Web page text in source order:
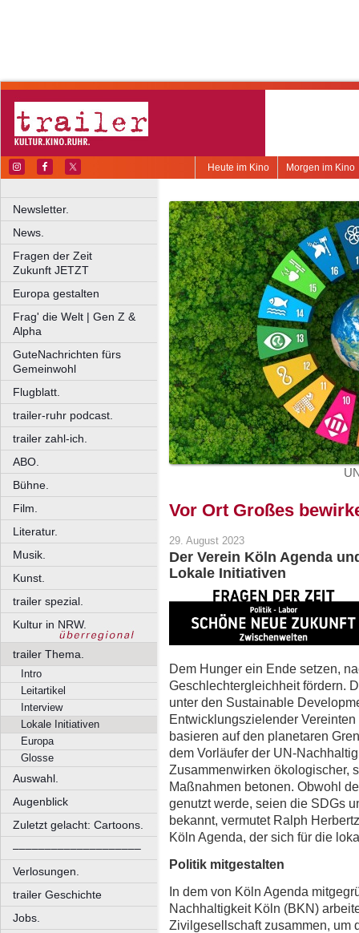
Morgen im Kino
Heute im Kino
Newsletter.
News.
Fragen der Zeit
Zukunft JETZT
Europa gestalten
Frag' die Welt | Gen Z &
Alpha
GuteNachrichten fürs
Gemeinwohl
Flugblatt.
trailer-ruhr podcast.
trailer zahl-ich.
ABO.
Bühne.
Film.
Literatur.
Musik.
Kunst.
trailer spezial.
Kultur in NRW.
trailer Thema.
Intro
Leitartikel
Interview
Lokale Initiativen
Europa
Glosse
Auswahl.
Augenblick
Zuletzt gelacht: Cartoons.
––––––––––––––––––––
Verlosungen.
trailer Geschichte
Jobs.
Vor Ort Großes
29. August 2023
Der Verein Köln Agenda
Lokale Initiativen
Dem Hunger ein Ende setzen,
Geschlechtergleichheit fördern.
unter den Sustainable
Entwicklungszielender
basieren auf den planetaren
dem Vorläufer der UN-
Zusammenwirken ökologischer,
Maßnahmen betonen. Obwohl
genutzt werde, seien die SDGs
bekannt, vermutet Ralph
Köln Agenda, der sich für die
Politik mitgestalten
In dem von Köln Agenda
Nachhaltigkeit Köln (BKN)
Zivilgesellschaft zusammen, um